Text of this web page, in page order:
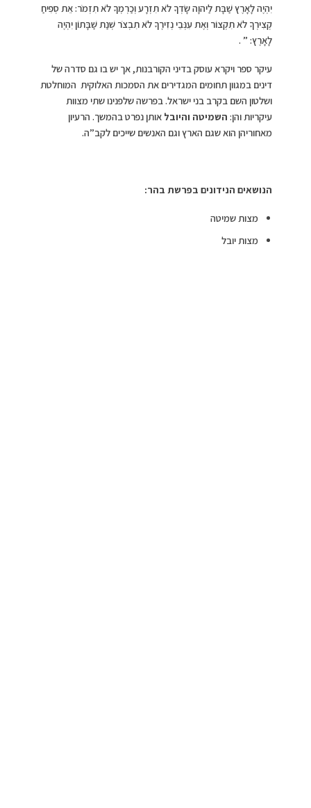
יִהְיֶה לָאָרֶץ שַׁבָּת לַיהוָה שָׂדְךָ לֹא תִזְרָע וְכַרְמְךָ לֹא תִזְמֹר: אֵת סְפִיחַ
קְצִירְךָ לֹא תִקְצוֹר וְאֶת עִנְּבֵי נְזִירֶךָ לֹא תִבְצֹר שְׁנַת שַׁבָּתוֹן יִהְיֶה
לָאָרֶץ: ” .
עיקר ספר ויקרא עוסק בדיני הקורבנות, אך יש בו גם סדרה של
דינים במגוון תחומים המגדירים את הסמכות האלוקית המוחלטת
ושלטון השם בקרב בני ישראל. בפרשה שלפנינו שתי מצוות
עיקריות והן: השמיטה והיובל אותן נפרט בהמשך. הרעיון
מאחוריהן הוא שגם הארץ וגם האנשים שייכים לקב”ה.
הנושאים הנידונים בפרשת בהר:
מצות שמיטה
מצות יובל